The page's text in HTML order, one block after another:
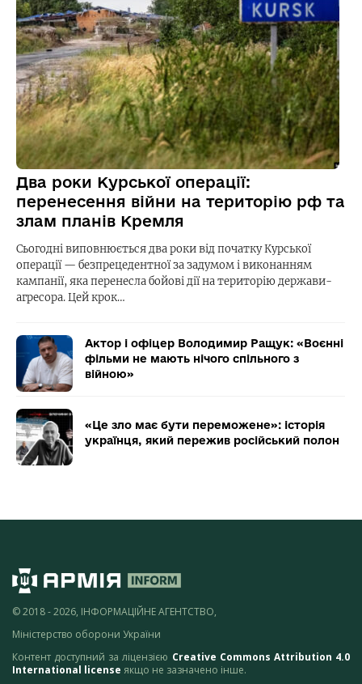
Два роки Курської операції:
перенесення війни на територію рф та
злам планів Кремля
Сьогодні виповнюється два роки від початку Курської
операції — безпрецедентної за задумом і виконанням
кампанії, яка перенесла бойові дії на територію держави-
агресора. Цей крок…
Актор і офіцер Володимир Ращук: «Воєнні
фільми не мають нічого спільного з
війною»
«Це зло має бути переможене»: історія
українця, який пережив російський полон
© 2018 - 2026, ІНФОРМАЦІЙНЕ АГЕНТСТВО,
Міністерство оборони України
Контент доступний за ліцензією Creative Commons Attribution 4.0
International license якщо не зазначено інше.